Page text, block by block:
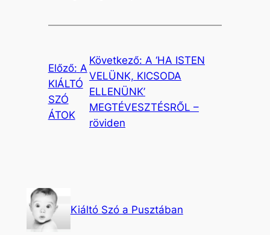
Előző: A
KIÁLTÓ
SZÓ
ÁTOK
Következő: A ‘HA ISTEN
VELÜNK, KICSODA
ELLENÜNK’
MEGTÉVESZTÉSRŐL –
röviden
Kiáltó Szó a Pusztában